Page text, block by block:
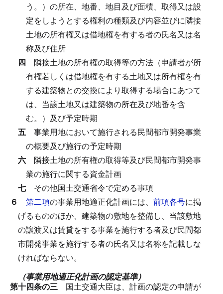
う。）の所在、地番、地目及び面積、取得又は設
定をしようとする権利の種類及び内容並びに隣接
土地の所有権又は借地権を有する者の氏名又は名
称及び住所
四 隣接土地の所有権の取得等の方法（申請者が所
有権若しくは借地権を有する土地又は所有権を有
する建築物との交換により取得する場合にあつて
は、当該土地又は建築物の所在及び地番を含
む。）及び予定時期
五 事業用地において施行される民間都市開発事業
の概要及び施行の予定時期
六 隣接土地の所有権の取得等及び民間都市開発事
業の施行に関する資金計画
七 その他国土交通省令で定める事項
６ 第二項の事業用地適正化計画には、 前項各号に掲
げるもののほか、建築物の敷地を整備し、当該敷地
の譲渡又は賃貸をする事業を施行する者及び民間都
市開発事業を施行する者の氏名又は名称を記載しな
ければならない。
（事業用地適正化計画の認定基準）
第十四条の三 国土交通大臣は、計画の認定の申請が